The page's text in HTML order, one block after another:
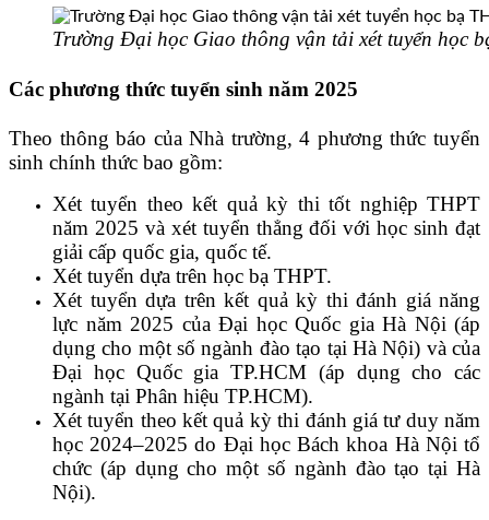
Trường Đại học Giao thông vận tải xét tuyển học
Các phương thức tuyển sinh năm 2025
Theo thông báo của Nhà trường, 4 phương thức tuyển
sinh chính thức bao gồm:
Xét tuyển theo kết quả kỳ thi tốt nghiệp THPT
năm 2025 và xét tuyển thẳng đối với học sinh đạt
giải cấp quốc gia, quốc tế.
Xét tuyển dựa trên học bạ THPT.
Xét tuyển dựa trên kết quả kỳ thi đánh giá năng
lực năm 2025 của Đại học Quốc gia Hà Nội (áp
dụng cho một số ngành đào tạo tại Hà Nội) và của
Đại học Quốc gia TP.HCM (áp dụng cho các
ngành tại Phân hiệu TP.HCM).
Xét tuyển theo kết quả kỳ thi đánh giá tư duy năm
học 2024–2025 do Đại học Bách khoa Hà Nội tổ
chức (áp dụng cho một số ngành đào tạo tại Hà
Nội).